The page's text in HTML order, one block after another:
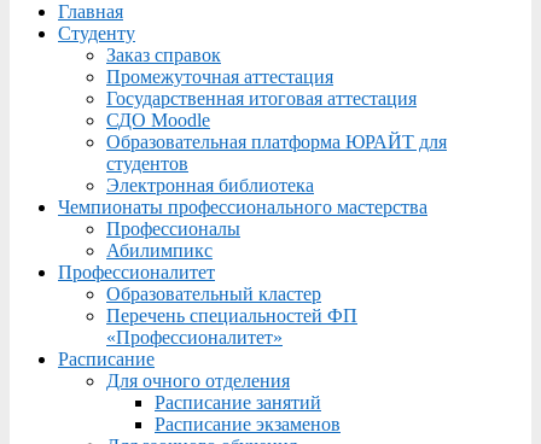
Menu
Главная
Студенту
Заказ справок
Промежуточная аттестация
Государственная итоговая аттестация
СДО Moodle
Образовательная платформа ЮРАЙТ для
студентов
Электронная библиотека
Чемпионаты профессионального мастерства
Профессионалы
Абилимпикс
Профессионалитет
Образовательный кластер
Перечень специальностей ФП
«Профессионалитет»
Расписание
Для очного отделения
Расписание занятий
Расписание экзаменов